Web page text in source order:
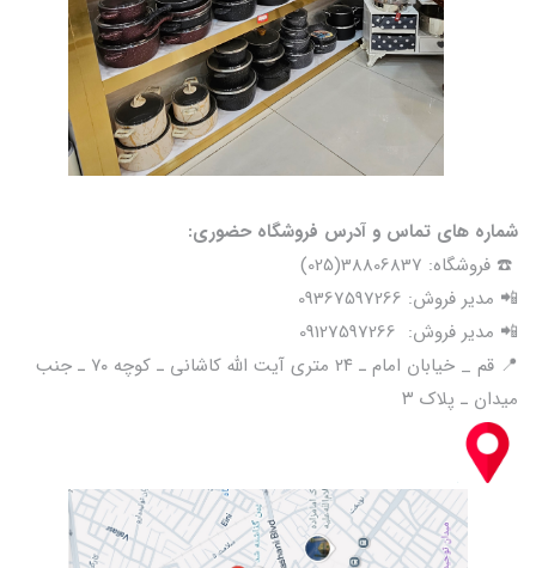
شماره های تماس و آدرس فروشگاه حضوری:
☎️ فروشگاه: 38806837(025)
📲 مدیر فروش: 09367597266
📲 مدیر فروش: 09127597266
📍 قم _ خیابان امام ـ ۲۴ متری آیت الله کاشانی ـ کوچه ۷۰ ـ جنب
میدان ـ پلاک ۳